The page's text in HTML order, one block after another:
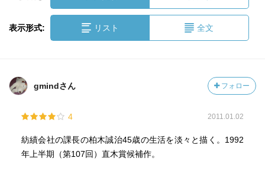
表示形式: リスト 全文
gmindさん フォロー
4 2011.01.02
紡績会社の課長の柏木誠治45歳の生活を淡々と描く。1992
年上半期（第107回）直木賞候補作。